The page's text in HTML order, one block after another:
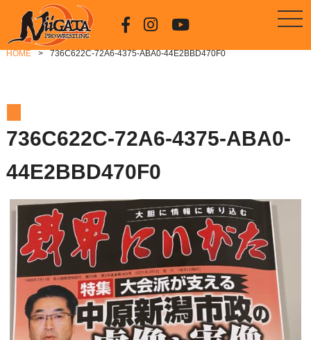
HOME 736C622C-72A6-4375-ABA0-44E2BBD470F0
736C622C-72A6-4375-ABA0-
44E2BBD470F0